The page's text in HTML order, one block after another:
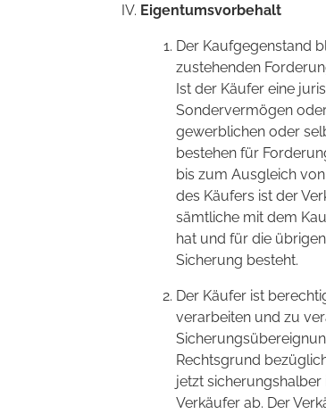
Eigentumsvorbehalt
Der Kaufgegenstand
zustehenden
Ist der Käufer eine
Sondervermögen
gewerblichen oder
bestehen für
bis zum Ausgleich
des Käufers ist der
sämtliche mit dem
hat und für die
Sicherung besteht.
Der Käufer ist
verarbeiten und zu
Rechtsgrund
jetzt sicherungshalber
Verkäufer ab. Der